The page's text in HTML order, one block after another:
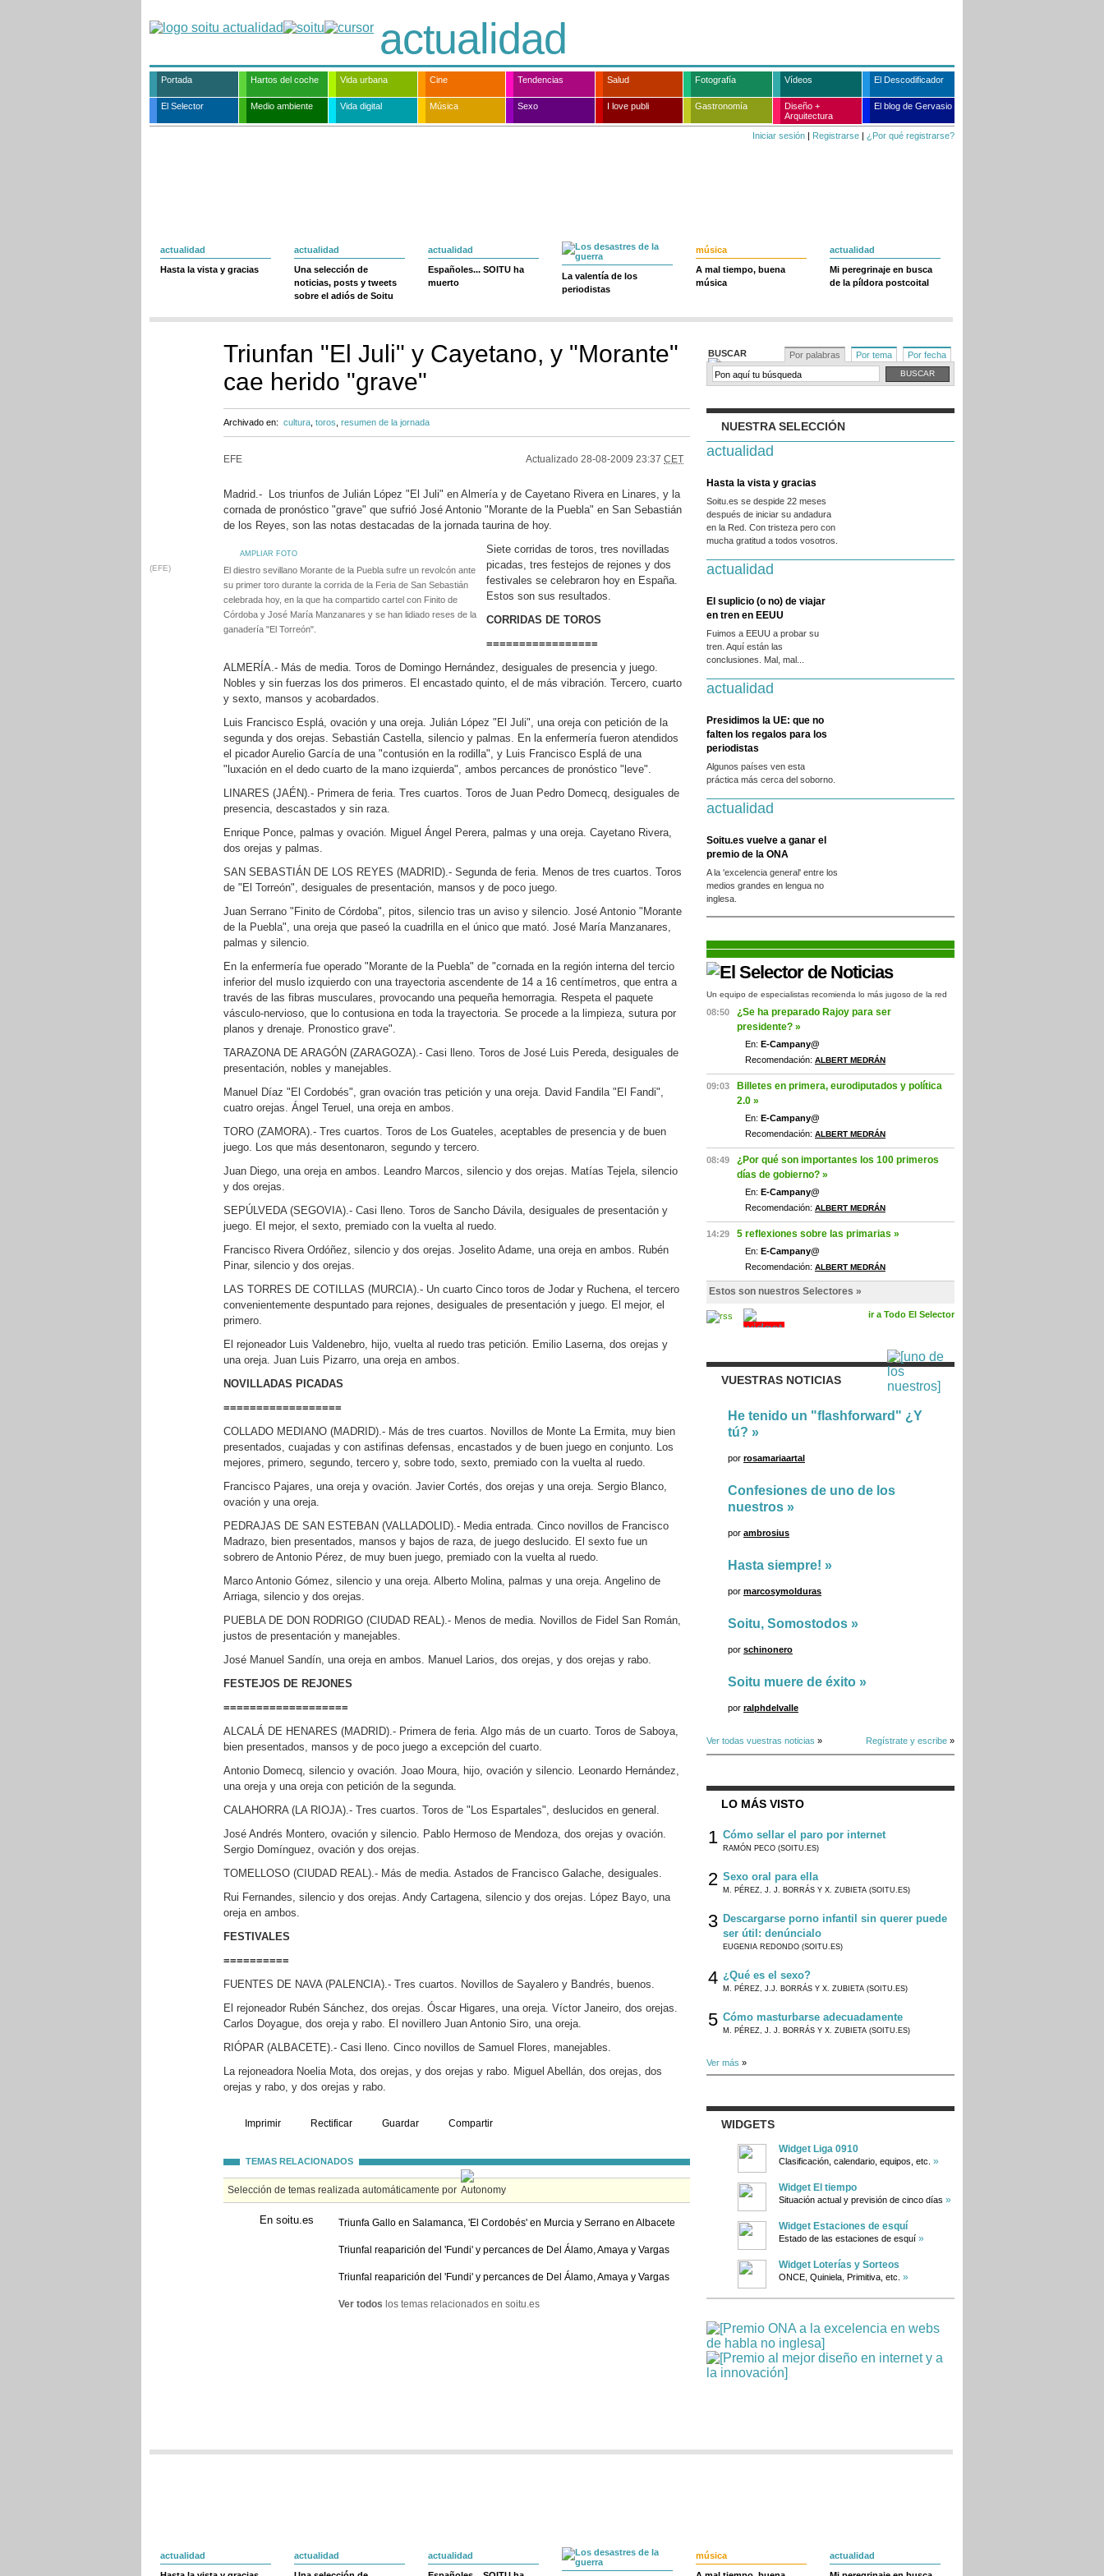
actualidad
Portada Hartos del coche Vida urbana Cine Tendencias Salud Fotografía Vídeos El Descodificador
El Selector Medio ambiente Vida digital Música Sexo I love publi Gastronomía
Diseño +
Arquitectura
El blog de Gervasio
Iniciar sesión | Registrarse | ¿Por qué registrarse?
actualidad
Hasta la vista y gracias
actualidad
Una selección de
noticias, posts y tweets
sobre el adiós de Soitu
actualidad
Españoles... SOITU ha
muerto
La valentía de los
periodistas
música
A mal tiempo, buena
música
actualidad
Mi peregrinaje en busca
de la píldora postcoital
Triunfan "El Juli" y Cayetano, y "Morante"
cae herido "grave"
Archivado en: cultura toros resumen de la jornada
EFE Actualizado 28-08-2009 23:37 CET
Madrid.- Los triunfos de Julián López "El Juli" en Almería y de Cayetano Rivera en Linares, y la
cornada de pronóstico "grave" que sufrió José Antonio "Morante de la Puebla" en San Sebastián
de los Reyes, son las notas destacadas de la jornada taurina de hoy.
AMPLIAR FOTO
(EFE)
El diestro sevillano Morante de la Puebla sufre un revolcón ante
su primer toro durante la corrida de la Feria de San Sebastián
celebrada hoy, en la que ha compartido cartel con Finito de
Córdoba y José María Manzanares y se han lidiado reses de la
ganadería "El Torreón".
Siete corridas de toros, tres novilladas
picadas, tres festejos de rejones y dos
festivales se celebraron hoy en España.
Estos son sus resultados.
CORRIDAS DE TOROS
=================
ALMERÍA.- Más de media. Toros de Domingo Hernández, desiguales de presencia y juego.
Nobles y sin fuerzas los dos primeros. El encastado quinto, el de más vibración. Tercero, cuarto
y sexto, mansos y acobardados.
Luis Francisco Esplá, ovación y una oreja. Julián López "El Juli", una oreja con petición de la
segunda y dos orejas. Sebastián Castella, silencio y palmas. En la enfermería fueron atendidos
el picador Aurelio García de una "contusión en la rodilla", y Luis Francisco Esplá de una
"luxación en el dedo cuarto de la mano izquierda", ambos percances de pronóstico "leve".
LINARES (JAÉN).- Primera de feria. Tres cuartos. Toros de Juan Pedro Domecq, desiguales de
presencia, descastados y sin raza.
Enrique Ponce, palmas y ovación. Miguel Ángel Perera, palmas y una oreja. Cayetano Rivera,
dos orejas y palmas.
SAN SEBASTIÁN DE LOS REYES (MADRID).- Segunda de feria. Menos de tres cuartos. Toros
de "El Torreón", desiguales de presentación, mansos y de poco juego.
Juan Serrano "Finito de Córdoba", pitos, silencio tras un aviso y silencio. José Antonio "Morante
de la Puebla", una oreja que paseó la cuadrilla en el único que mató. José María Manzanares,
palmas y silencio.
En la enfermería fue operado "Morante de la Puebla" de "cornada en la región interna del tercio
inferior del muslo izquierdo con una trayectoria ascendente de 14 a 16 centímetros, que entra a
través de las fibras musculares, provocando una pequeña hemorragia. Respeta el paquete
vásculo-nervioso, que lo contusiona en toda la trayectoria. Se procede a la limpieza, sutura por
planos y drenaje. Pronostico grave".
TARAZONA DE ARAGÓN (ZARAGOZA).- Casi lleno. Toros de José Luis Pereda, desiguales de
presentación, nobles y manejables.
Manuel Díaz "El Cordobés", gran ovación tras petición y una oreja. David Fandila "El Fandi",
cuatro orejas. Ángel Teruel, una oreja en ambos.
TORO (ZAMORA).- Tres cuartos. Toros de Los Guateles, aceptables de presencia y de buen
juego. Los que más desentonaron, segundo y tercero.
Juan Diego, una oreja en ambos. Leandro Marcos, silencio y dos orejas. Matías Tejela, silencio
y dos orejas.
SEPÚLVEDA (SEGOVIA).- Casi lleno. Toros de Sancho Dávila, desiguales de presentación y
juego. El mejor, el sexto, premiado con la vuelta al ruedo.
Francisco Rivera Ordóñez, silencio y dos orejas. Joselito Adame, una oreja en ambos. Rubén
Pinar, silencio y dos orejas.
LAS TORRES DE COTILLAS (MURCIA).- Un cuarto Cinco toros de Jodar y Ruchena, el tercero
convenientemente despuntado para rejones, desiguales de presentación y juego. El mejor, el
primero.
El rejoneador Luis Valdenebro, hijo, vuelta al ruedo tras petición. Emilio Laserna, dos orejas y
una oreja. Juan Luis Pizarro, una oreja en ambos.
NOVILLADAS PICADAS
==================
COLLADO MEDIANO (MADRID).- Más de tres cuartos. Novillos de Monte La Ermita, muy bien
presentados, cuajadas y con astifinas defensas, encastados y de buen juego en conjunto. Los
mejores, primero, segundo, tercero y, sobre todo, sexto, premiado con la vuelta al ruedo.
Francisco Pajares, una oreja y ovación. Javier Cortés, dos orejas y una oreja. Sergio Blanco,
ovación y una oreja.
PEDRAJAS DE SAN ESTEBAN (VALLADOLID).- Media entrada. Cinco novillos de Francisco
Madrazo, bien presentados, mansos y bajos de raza, de juego deslucido. El sexto fue un
sobrero de Antonio Pérez, de muy buen juego, premiado con la vuelta al ruedo.
Marco Antonio Gómez, silencio y una oreja. Alberto Molina, palmas y una oreja. Angelino de
Arriaga, silencio y dos orejas.
PUEBLA DE DON RODRIGO (CIUDAD REAL).- Menos de media. Novillos de Fidel San Román,
justos de presentación y manejables.
José Manuel Sandín, una oreja en ambos. Manuel Larios, dos orejas, y dos orejas y rabo.
FESTEJOS DE REJONES
===================
ALCALÁ DE HENARES (MADRID).- Primera de feria. Algo más de un cuarto. Toros de Saboya,
bien presentados, mansos y de poco juego a excepción del cuarto.
Antonio Domecq, silencio y ovación. Joao Moura, hijo, ovación y silencio. Leonardo Hernández,
una oreja y una oreja con petición de la segunda.
CALAHORRA (LA RIOJA).- Tres cuartos. Toros de "Los Espartales", deslucidos en general.
José Andrés Montero, ovación y silencio. Pablo Hermoso de Mendoza, dos orejas y ovación.
Sergio Domínguez, ovación y dos orejas.
TOMELLOSO (CIUDAD REAL).- Más de media. Astados de Francisco Galache, desiguales.
Rui Fernandes, silencio y dos orejas. Andy Cartagena, silencio y dos orejas. López Bayo, una
oreja en ambos.
FESTIVALES
==========
FUENTES DE NAVA (PALENCIA).- Tres cuartos. Novillos de Sayalero y Bandrés, buenos.
El rejoneador Rubén Sánchez, dos orejas. Óscar Higares, una oreja. Víctor Janeiro, dos orejas.
Carlos Doyague, dos oreja y rabo. El novillero Juan Antonio Siro, una oreja.
RIÓPAR (ALBACETE).- Casi lleno. Cinco novillos de Samuel Flores, manejables.
La rejoneadora Noelia Mota, dos orejas, y dos orejas y rabo. Miguel Abellán, dos orejas, dos
orejas y rabo, y dos orejas y rabo.
Imprimir Rectificar Guardar Compartir
TEMAS RELACIONADOS
Selección de temas realizada automáticamente por
En soitu.es Triunfa Gallo en Salamanca, 'El Cordobés' en Murcia y Serrano en Albacete
Triunfal reaparición del 'Fundi' y percances de Del Álamo, Amaya y Vargas
Triunfal reaparición del 'Fundi' y percances de Del Álamo, Amaya y Vargas
Ver todos los temas relacionados en soitu.es
BUSCAR Por palabras Por tema Por fecha
NUESTRA SELECCIÓN
actualidad
Hasta la vista y gracias
Soitu.es se despide 22 meses
después de iniciar su andadura
en la Red. Con tristeza pero con
mucha gratitud a todos vosotros.
actualidad
El suplicio (o no) de viajar
en tren en EEUU
Fuimos a EEUU a probar su
tren. Aquí están las
conclusiones. Mal, mal...
actualidad
Presidimos la UE: que no
falten los regalos para los
periodistas
Algunos países ven esta
práctica más cerca del soborno.
actualidad
Soitu.es vuelve a ganar el
premio de la ONA
A la 'excelencia general' entre los
medios grandes en lengua no
inglesa.
Un equipo de especialistas recomienda lo más jugoso de la red
08:50
¿Se ha preparado Rajoy para ser
presidente? »
En: E-Campany@
Recomendación: ALBERT MEDRÁN
09:03
Billetes en primera, eurodiputados y política
2.0 »
En: E-Campany@
Recomendación: ALBERT MEDRÁN
08:49
¿Por qué son importantes los 100 primeros
días de gobierno? »
En: E-Campany@
Recomendación: ALBERT MEDRÁN
14:29 5 reflexiones sobre las primarias »
En: E-Campany@
Recomendación: ALBERT MEDRÁN
Estos son nuestros Selectores »
ir a Todo El Selector
VUESTRAS NOTICIAS
He tenido un "flashforward" ¿Y
tú? »
por rosamariaartal
Confesiones de uno de los
nuestros »
por ambrosius
Hasta siempre! »
por marcosymolduras
Soitu, Somostodos »
por schinonero
Soitu muere de éxito »
por ralphdelvalle
Ver todas vuestras noticias » Regístrate y escribe »
LO MÁS VISTO
1 Cómo sellar el paro por internet
RAMÓN PECO (SOITU.ES)
2 Sexo oral para ella
M. PÉREZ, J. J. BORRÁS Y X. ZUBIETA (SOITU.ES)
3 Descargarse porno infantil sin querer puede
ser útil: denúncialo
EUGENIA REDONDO (SOITU.ES)
4 ¿Qué es el sexo?
M. PÉREZ, J.J. BORRÁS Y X. ZUBIETA (SOITU.ES)
5 Cómo masturbarse adecuadamente
M. PÉREZ, J. J. BORRÁS Y X. ZUBIETA (SOITU.ES)
Ver más »
WIDGETS
Widget Liga 0910
Clasificación, calendario, equipos, etc. »
Widget El tiempo
Situación actual y previsión de cinco días »
Widget Estaciones de esquí
Estado de las estaciones de esquí »
Widget Loterías y Sorteos
ONCE, Quiniela, Primitiva, etc. »
actualidad
actualidad
actualidad
música
actualidad